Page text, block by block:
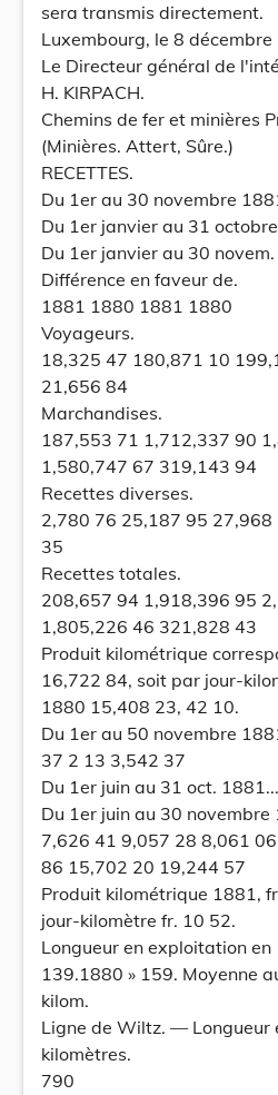
sera transmis directement.
Luxembourg, le 8 décembre
Le Directeur général de
H. KlRPACH.
Chemins de fer et minières
(Minières. Attert, Sûre.)
RECETTES.
Du 1er au 30 novembre
Du 1er janvier au 31
Du 1er janvier au 30 novem.
Différence en faveur de.
1881 1880 1881 1880
Voyageurs.
18,325 47 180,871 10
21,656 84
Marchandises.
187,553 71 1,712,337 90
1,580,747 67 319,143 94
Recettes diverses.
2,780 76 25,187 95
35
Recettes totales.
208,657 94 1,918,396 95
1,805,226 46 321,828 43
Produit kilométrique
16,722 84, soit par jour-
1880 15,408 23, 42 10.
Du 1er au 50 novembre
37 2 13 3,542 37
Du 1er juin au 31 oct. 1881...
Du 1er juin au 30 novembre
7,626 41 9,057 28 8,061
86 15,702 20 19,244 57
Produit kilométrique 1881,
jour-kilomètre fr. 10 52.
Longueur en exploitation en
139.1880 » 159. Moyenne
kilom.
Ligne de Wiltz. — Longueur
kilomètres.
790